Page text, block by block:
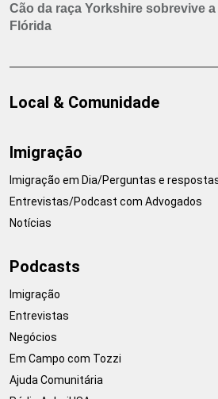
Cão da raça Yorkshire sobrevive
Flórida
Local & Comunidade
Imigração
Imigração em Dia/Perguntas e
Entrevistas/Podcast com Advogados
Notícias
Podcasts
Imigração
Entrevistas
Negócios
Em Campo com Tozzi
Ajuda Comunitária